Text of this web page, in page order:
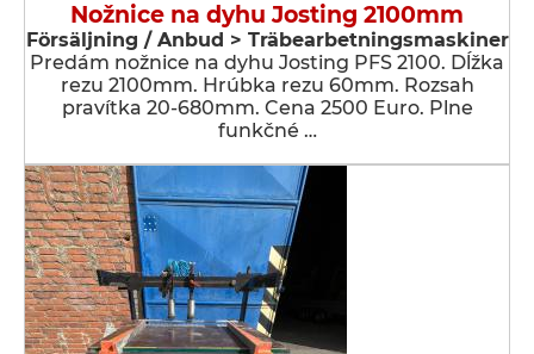
Nožnice na dyhu Josting 2100mm
Försäljning / Anbud > Träbearbetningsmaskiner
Predám nožnice na dyhu Josting PFS 2100. Dĺžka
rezu 2100mm. Hrúbka rezu 60mm. Rozsah
pravítka 20-680mm. Cena 2500 Euro. Plne
funkčné …